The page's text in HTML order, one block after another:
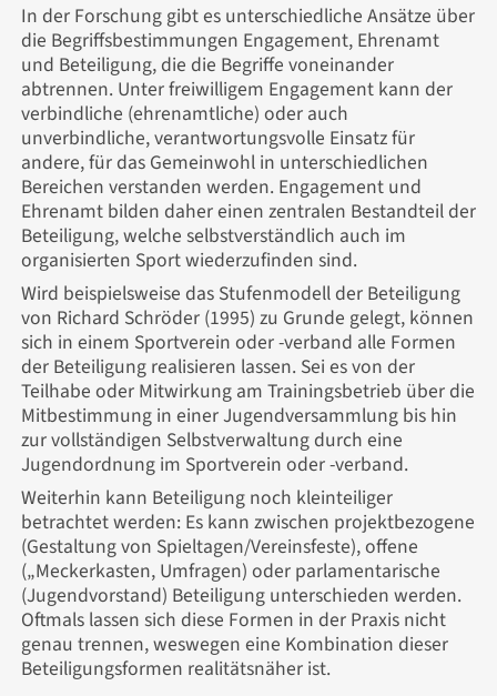
In der Forschung gibt es unterschiedliche Ansätze über
die Begriffsbestimmungen Engagement, Ehrenamt
und Beteiligung, die die Begriffe voneinander
abtrennen. Unter freiwilligem Engagement kann der
verbindliche (ehrenamtliche) oder auch
unverbindliche, verantwortungsvolle Einsatz für
andere, für das Gemeinwohl in unterschiedlichen
Bereichen verstanden werden. Engagement und
Ehrenamt bilden daher einen zentralen Bestandteil der
Beteiligung, welche selbstverständlich auch im
organisierten Sport wiederzufinden sind.
Wird beispielsweise das Stufenmodell der Beteiligung
von Richard Schröder (1995) zu Grunde gelegt, können
sich in einem Sportverein oder -verband alle Formen
der Beteiligung realisieren lassen. Sei es von der
Teilhabe oder Mitwirkung am Trainingsbetrieb über die
Mitbestimmung in einer Jugendversammlung bis hin
zur vollständigen Selbstverwaltung durch eine
Jugendordnung im Sportverein oder -verband.
Weiterhin kann Beteiligung noch kleinteiliger
betrachtet werden: Es kann zwischen projektbezogene
(Gestaltung von Spieltagen/Vereinsfeste), offene
(„Meckerkasten, Umfragen) oder parlamentarische
(Jugendvorstand) Beteiligung unterschieden werden.
Oftmals lassen sich diese Formen in der Praxis nicht
genau trennen, weswegen eine Kombination dieser
Beteiligungsformen realitätsnäher ist.